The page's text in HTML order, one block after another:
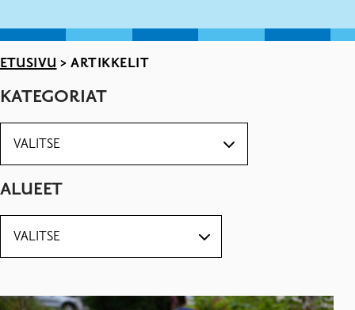
ETUSIVU > ARTIKKELIT
KATEGORIAT
ALUEET